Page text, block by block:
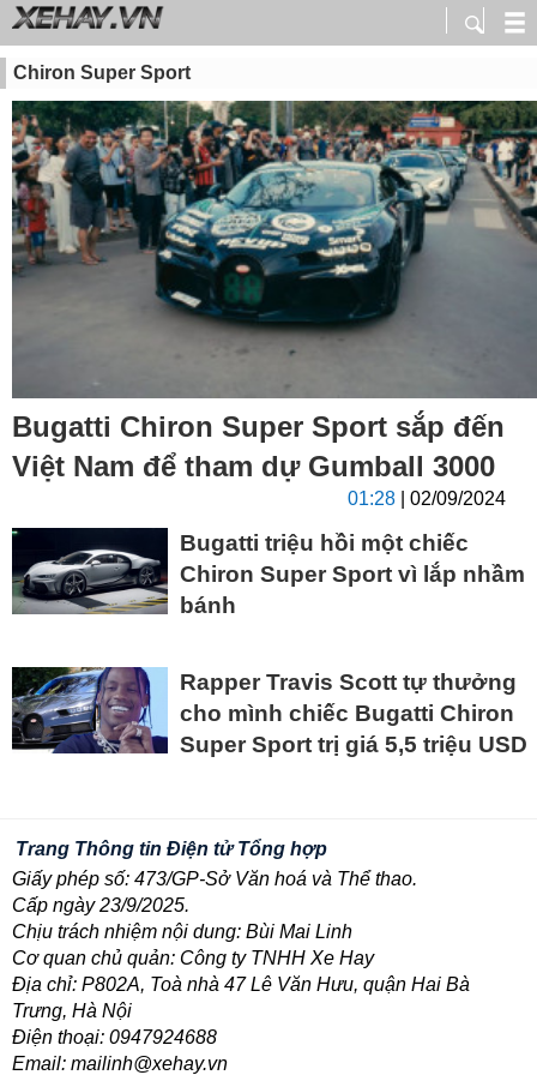
Chiron Super Sport
Bugatti Chiron Super Sport sắp đến
Việt Nam để tham dự Gumball 3000
01:28 | 02/09/2024
Bugatti triệu hồi một chiếc
Chiron Super Sport vì lắp nhầm
bánh
Rapper Travis Scott tự thưởng
cho mình chiếc Bugatti Chiron
Super Sport trị giá 5,5 triệu USD
Trang Thông tin Điện tử Tổng hợp
Giấy phép số: 473/GP-Sở Văn hoá và Thể thao.
Cấp ngày 23/9/2025.
Chịu trách nhiệm nội dung: Bùi Mai Linh
Cơ quan chủ quản: Công ty TNHH Xe Hay
Địa chỉ: P802A, Toà nhà 47 Lê Văn Hưu, quận Hai Bà
Trưng, Hà Nội
Điện thoại: 0947924688
Email: mailinh@xehay.vn